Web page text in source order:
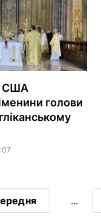
США
голови
...